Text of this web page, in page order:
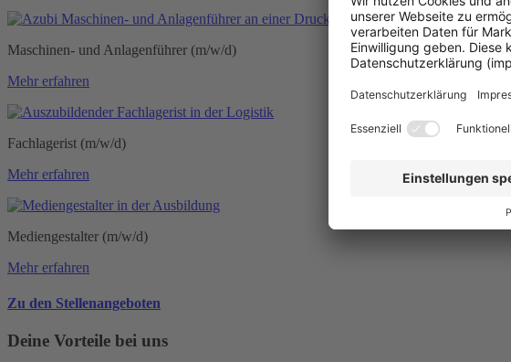
Maschinen- und Anlagenführer (m/w/d)
Mehr erfahren
Fachlagerist (m/w/d)
Mehr erfahren
Mediengestalter (m/w/d)
Mehr erfahren
Zu den Stellenangeboten
Deine Vorteile bei uns